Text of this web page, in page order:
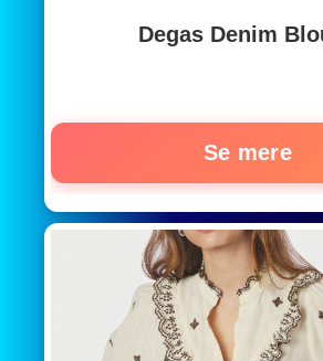
Degas Denim
Se mere